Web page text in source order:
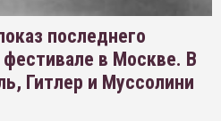
последнего
в Москве. В
Гитлер и Муссолини